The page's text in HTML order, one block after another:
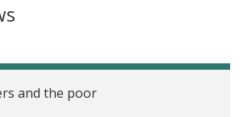
and the poor